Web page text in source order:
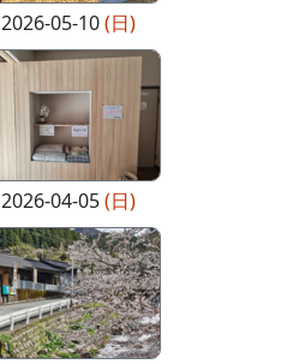
2026-05-10(日)
2026-04-05(日)